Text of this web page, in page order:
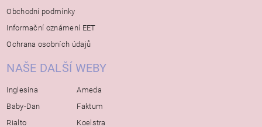
Obchodní podmínky
Informační oznámení EET
Ochrana osobních údajů
NAŠE DALŠÍ WEBY
Inglesina
Baby-Dan
Rialto
Ameda
Faktum
Koelstra